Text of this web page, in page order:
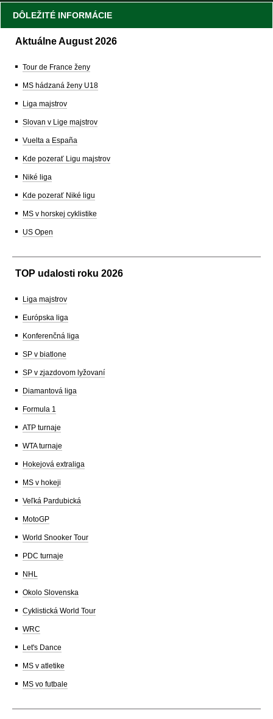
DÔLEŽITÉ INFORMÁCIE
Aktuálne August 2026
Tour de France ženy
MS hádzaná ženy U18
Liga majstrov
Slovan v Lige majstrov
Vuelta a España
Kde pozerať Ligu majstrov
Niké liga
Kde pozerať Niké ligu
MS v horskej cyklistike
US Open
TOP udalosti roku 2026
Liga majstrov
Európska liga
Konferenčná liga
SP v biatlone
SP v zjazdovom lyžovaní
Diamantová liga
Formula 1
ATP turnaje
WTA turnaje
Hokejová extraliga
MS v hokeji
Veľká Pardubická
MotoGP
World Snooker Tour
PDC turnaje
NHL
Okolo Slovenska
Cyklistická World Tour
WRC
Let's Dance
MS v atletike
MS vo futbale